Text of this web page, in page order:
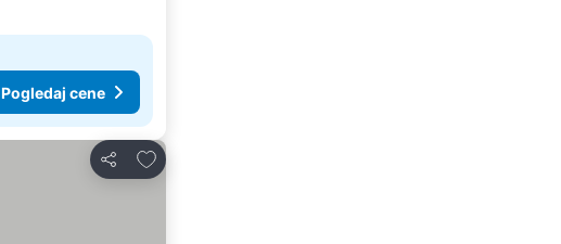
Pogledaj cene
Deli
Dodati u favorite